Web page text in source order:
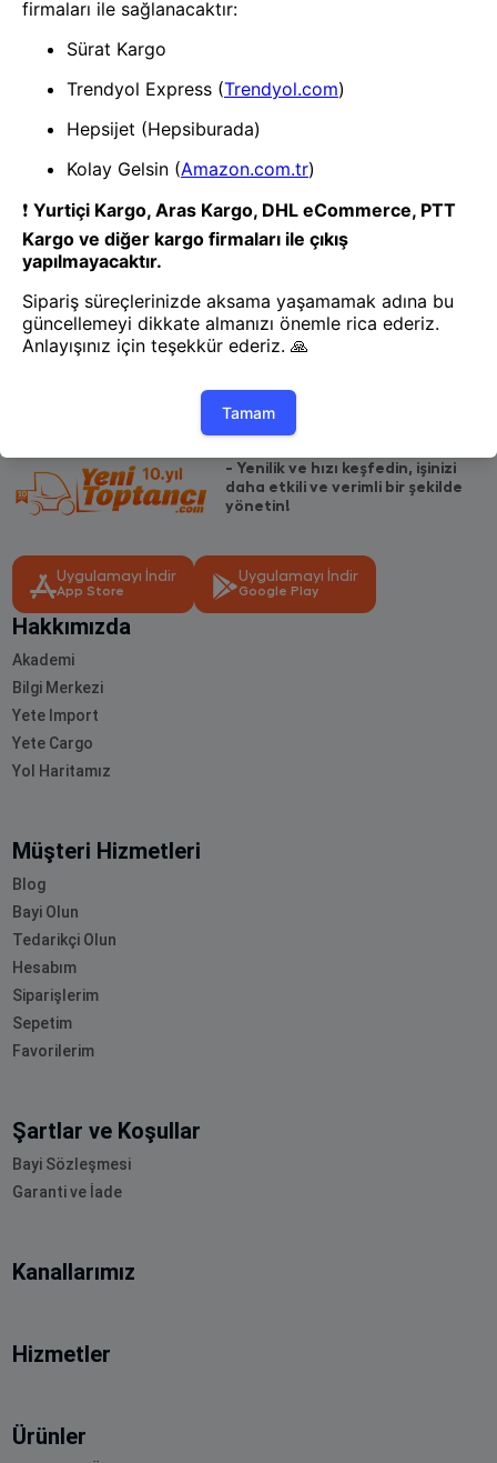
BUFFER® Köpek Tasması
- Yenilik ve hızı keşfedin, işinizi
daha etkili ve verimli bir şekilde
yönetin!
Uygulamayı İndir
App Store
Uygulamayı İndir
Google Play
Hakkımızda
Akademi
Bilgi Merkezi
Yete Import
Yete Cargo
Yol Haritamız
Müşteri Hizmetleri
Blog
Bayi Olun
Tedarikçi Olun
Hesabım
Siparişlerim
Sepetim
Favorilerim
Şartlar ve Koşullar
Bayi Sözleşmesi
Garanti ve İade
Kanallarımız
Hizmetler
Ürünler